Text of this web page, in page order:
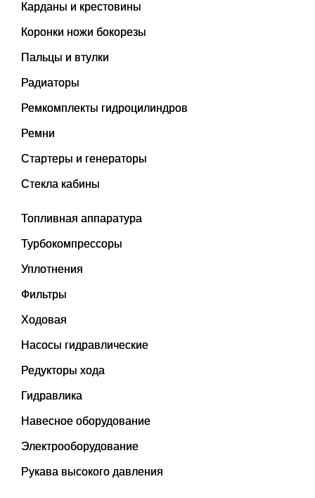
Карданы и крестовины
Коронки ножи бокорезы
Пальцы и втулки
Радиаторы
Ремкомплекты гидроцилиндров
Ремни
Стартеры и генераторы
Стекла кабины
Топливная аппаратура
Турбокомпрессоры
Уплотнения
Фильтры
Ходовая
Насосы гидравлические
Редукторы хода
Гидравлика
Навесное оборудование
Электрооборудование
Рукава высокого давления